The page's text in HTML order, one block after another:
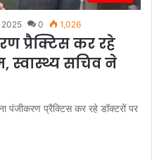
2025 0 1,026
प्रैक्टिस कर रहे
स्वास्थ्य सचिव ने
पंजीकरण प्रैक्टिस कर रहे डॉक्टरों पर